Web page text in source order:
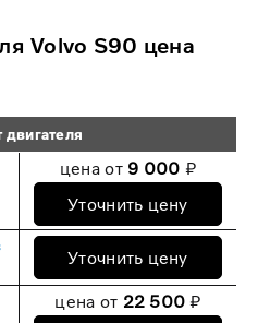
Volvo S90 цена
двигателя
цена от 9 000 ₽
Уточнить цену
Уточнить цену
цена от 22 500 ₽